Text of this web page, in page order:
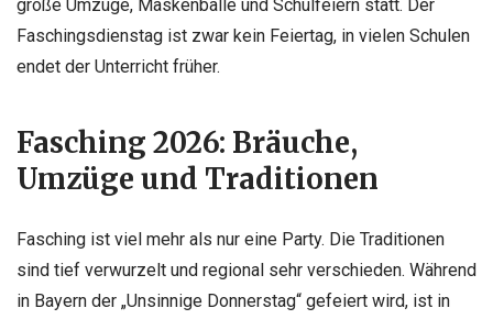
große Umzüge, Maskenbälle und Schulfeiern statt. Der
Faschingsdienstag ist zwar kein Feiertag, in vielen Schulen
endet der Unterricht früher.
Fasching 2026: Bräuche,
Umzüge und Traditionen
Fasching ist viel mehr als nur eine Party. Die Traditionen
sind tief verwurzelt und regional sehr verschieden. Während
in Bayern der „Unsinnige Donnerstag“ gefeiert wird, ist in